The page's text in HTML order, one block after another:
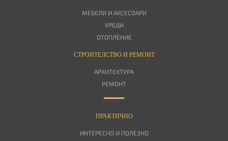
МЕБЕЛИ И АКСЕСОАРИ
УРЕДИ
ОТОПЛЕНИЕ
СТРОИТЕЛСТВО И РЕМОНТ
АРХИТЕКТУРА
РЕМОНТ
ПРАКТИЧНО
ИНТЕРЕСНО И ПОЛЕЗНО